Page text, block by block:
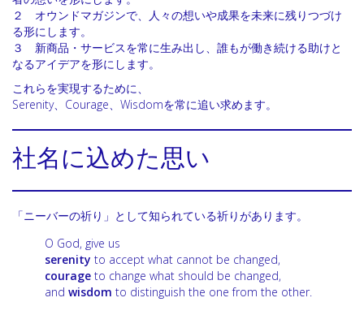
２ オウンドマガジンで、人々の想いや成果を未来に残りつづけ
る形にします。
３ 新商品・サービスを常に生み出し、誰もが働き続ける助けと
なるアイデアを形にします。
これらを実現するために、
Serenity、Courage、Wisdomを常に追い求めます。
社名に込めた思い
「ニーバーの祈り」として知られている祈りがあります。
O God, give us
serenity to accept what cannot be changed,
courage to change what should be changed,
and wisdom to distinguish the one from the other.